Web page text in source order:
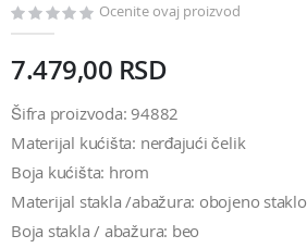
Ocenite ovaj proizvod
7.479,00 RSD
Šifra proizvoda: 94882
Materijal kućišta: nerđajući čelik
Boja kućišta: hrom
Materijal stakla /abažura: obojeno staklo
Boja stakla / abažura: beo